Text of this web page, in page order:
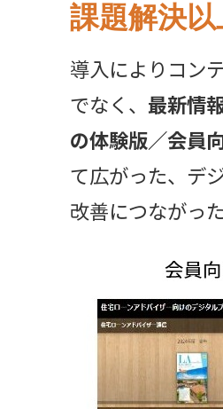
課題解決
導入によりコン
でなく、 最新情
の体験版／会員
て広がった、デ
改善につながっ